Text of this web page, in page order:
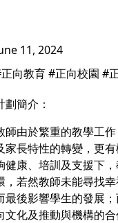
11, 2024
向教育 #正向校園 #
劃簡介：
師由於繁重的教學工
家長特性的轉變，更
健康、培訓及支援下
，若然教師未能尋找
最後影響學生的發展
文化及推動與機構的